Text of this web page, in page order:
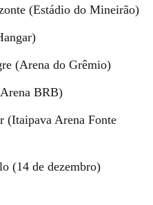
(Estádio do Mineirão)
(Arena do Grêmio)
BRB)
(Itaipava Arena Fonte
(14 de dezembro)